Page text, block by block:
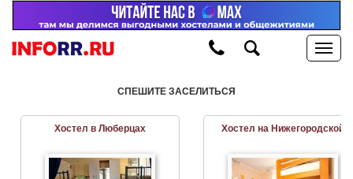
СПЕШИТЕ ЗАСЕЛИТЬСЯ
Хостел в Люберцах Хостел на Нижегородской